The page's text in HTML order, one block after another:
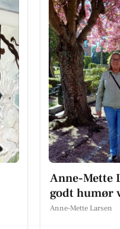
Anne-Mette
godt humør
Anne-Mette Larsen